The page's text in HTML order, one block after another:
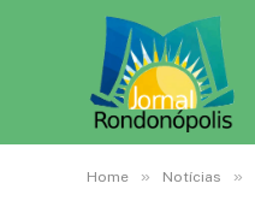
Home » Notícias »